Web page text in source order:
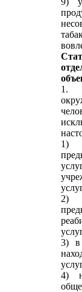
1.
1)
2)
3) в
4)